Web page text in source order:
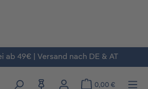
ab 49€ | Versand nach DE & AT
0,00 €